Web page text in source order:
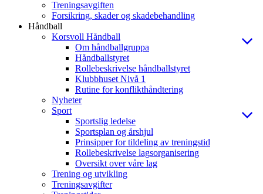
Treningsavgiften
Forsikring, skader og skadebehandling
Håndball
Korsvoll Håndball
Om håndballgruppa
Håndballstyret
Rollebeskrivelse håndballstyret
Klubbhuset Nivå 1
Rutine for konflikthåndtering
Nyheter
Sport
Sportslig ledelse
Sportsplan og årshjul
Prinsipper for tildeling av treningstid
Rollebeskrivelse lagsorganisering
Oversikt over våre lag
Trening og utvikling
Treningsavgifter